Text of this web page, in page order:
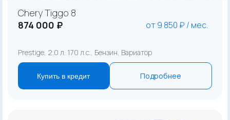
Chery Tiggo 8
874 000 ₽
от 9 850 ₽ / мес.
Prestige, 2.0 л. 170 л.с., Бензин, Вариатор
Купить в кредит Подробнее